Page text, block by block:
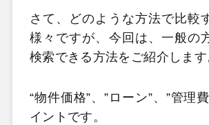
さて、どのような方法で比較
様々ですが、今回は、一般の
検索できる方法をご紹介します
“物件価格”、”ローン”、”管理
イントです。